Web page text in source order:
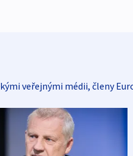
veřejnými médii, členy